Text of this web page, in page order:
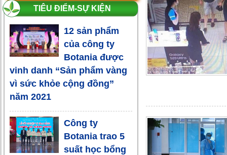
TIÊU ĐIỂM-SỰ KIỆN
12 sản phẩm
của công ty
Botania được
vinh danh “Sản phẩm vàng
vì sức khỏe cộng đồng”
năm 2021
Công ty
Botania trao 5
suất học bổng